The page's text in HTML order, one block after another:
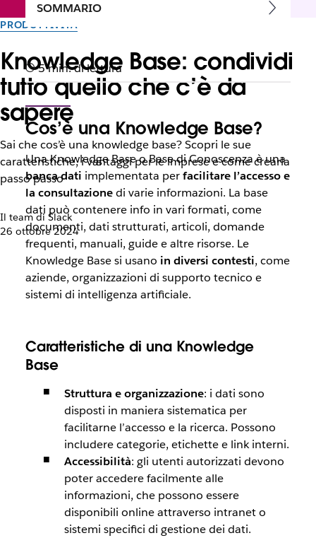
PRODUTTIVITÀ
Knowledge Base: condividi
tutto quello che c’è da
sapere
Sai che cos’è una knowledge base? Scopri le sue
caratteristiche, i vantaggi per le imprese e come crearla
passo passo
Il team di Slack
26 ottobre 2024
SOMMARIO
5 min. di lettura
Cos’è una Knowledge Base?
Una Knowledge Base o Base di Conoscenza è una
banca dati implementata perfacilitare l’accesso e
la consultazionedi varie informazioni. La base
dati può contenere info in vari formati, come
documenti, dati strutturati, articoli, domande
frequenti, manuali, guide e altre risorse. Le
Knowledge Base si usano in diversi contesti, come
aziende, organizzazioni di supporto tecnico e
sistemi di intelligenza artificiale.
Caratteristiche di una Knowledge
Base
Struttura e organizzazione: i dati sono
disposti in maniera sistematica per
facilitarne l’accesso e la ricerca. Possono
includere categorie, etichette e link interni.
Accessibilità: gli utenti autorizzati devono
poter accedere facilmente alle
informazioni, che possono essere
disponibili online attraverso intranet o
sistemi specifici di gestione dei dati.